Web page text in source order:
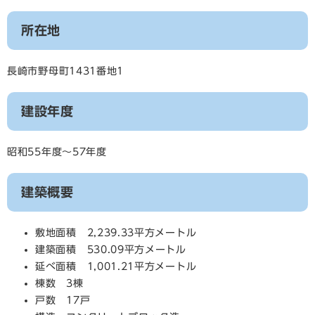
所在地
長崎市野母町1431番地1
建設年度
昭和55年度～57年度
建築概要
敷地面積 2,239.33平方メートル
建築面積 530.09平方メートル
延べ面積 1,001.21平方メートル
棟数 3棟
戸数 17戸